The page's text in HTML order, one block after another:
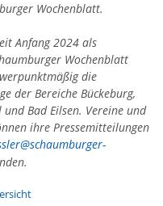
Wochenblatt.
Anfang 2024 als
Wochenblatt
die
der Bereiche Bückeburg,
Bad Eilsen. Vereine und
ihre Pressemitteilungen